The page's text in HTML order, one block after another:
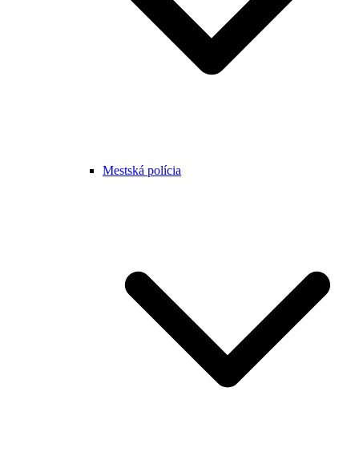
Mestská polícia